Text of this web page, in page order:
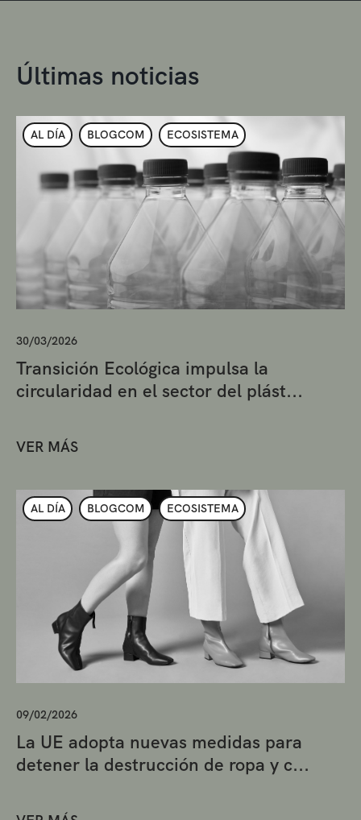
Últimas noticias
AL DÍA BLOGCOM ECOSISTEMA
30/03/2026
Transición Ecológica impulsa la
circularidad en el sector del plást...
VER MÁS
AL DÍA BLOGCOM ECOSISTEMA
09/02/2026
La UE adopta nuevas medidas para
detener la destrucción de ropa y c...